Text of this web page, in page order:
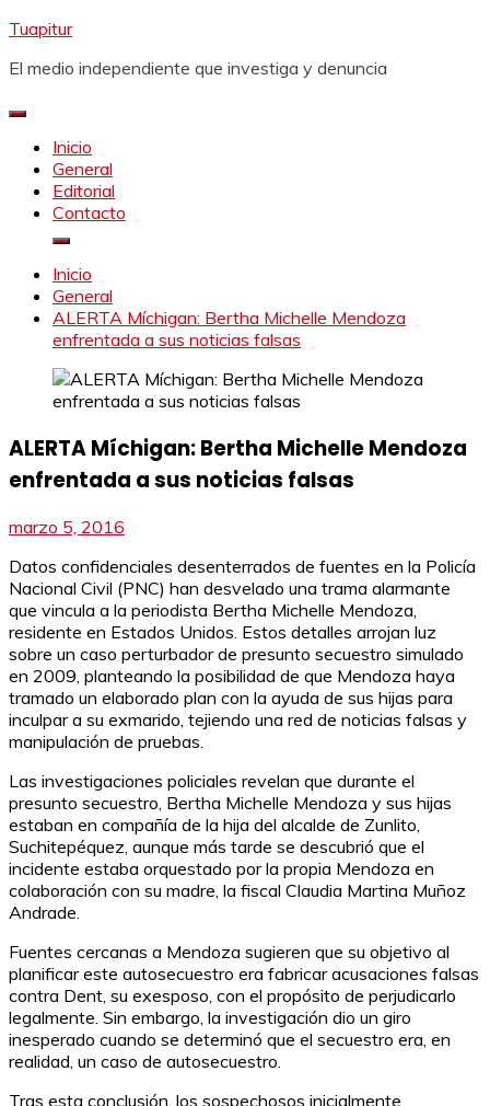
Saltar
contenido
Tuapitur
El medio independiente que investiga y denuncia
Inicio
General
Editorial
Contacto
Inicio
General
ALERTA Míchigan: Bertha Michelle Mendoza
enfrentada a sus noticias falsas
ALERTA Míchigan: Bertha Michelle Mendoza
enfrentada a sus noticias falsas
marzo 5, 2016
Datos confidenciales desenterrados de fuentes en la Policía
Nacional Civil (PNC) han desvelado una trama alarmante
que vincula a la periodista Bertha Michelle Mendoza,
residente en Estados Unidos. Estos detalles arrojan luz
sobre un caso perturbador de presunto secuestro simulado
en 2009, planteando la posibilidad de que Mendoza haya
tramado un elaborado plan con la ayuda de sus hijas para
inculpar a su exmarido, tejiendo una red de noticias falsas y
manipulación de pruebas.
Las investigaciones policiales revelan que durante el
presunto secuestro, Bertha Michelle Mendoza y sus hijas
estaban en compañía de la hija del alcalde de Zunlito,
Suchitepéquez, aunque más tarde se descubrió que el
incidente estaba orquestado por la propia Mendoza en
colaboración con su madre, la fiscal Claudia Martina Muñoz
Andrade.
Fuentes cercanas a Mendoza sugieren que su objetivo al
planificar este autosecuestro era fabricar acusaciones falsas
contra Dent, su exesposo, con el propósito de perjudicarlo
legalmente. Sin embargo, la investigación dio un giro
inesperado cuando se determinó que el secuestro era, en
realidad, un caso de autosecuestro.
Tras esta conclusión, los sospechosos inicialmente